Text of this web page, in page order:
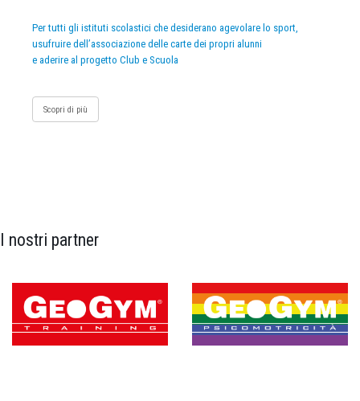
Per tutti gli istituti scolastici che desiderano agevolare lo sport,
usufruire dell’associazione delle carte dei propri alunni
e aderire al progetto Club e Scuola
Scopri di più
I nostri partner